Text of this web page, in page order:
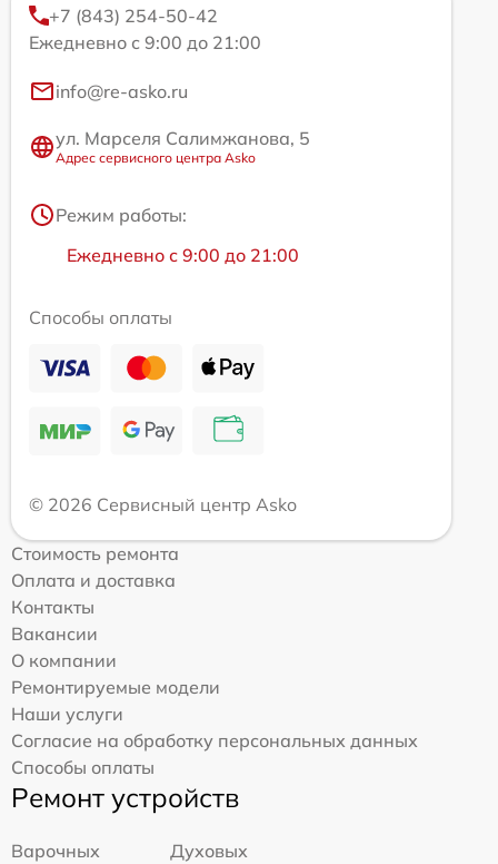
+7 (843) 254-50-42
Ежедневно с 9:00 до 21:00
info@re-asko.ru
ул. Марселя Салимжанова, 5
Адрес сервисного центра Asko
Режим работы:
Ежедневно с 9:00 до 21:00
Способы оплаты
© 2026 Сервисный центр Asko
Стоимость ремонта
Оплата и доставка
Контакты
Вакансии
О компании
Ремонтируемые модели
Наши услуги
Согласие на обработку персональных данных
Способы оплаты
Ремонт устройств
Варочных
Духовых